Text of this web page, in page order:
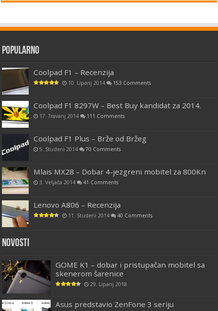
Popularno
Coolpad F1 – Recenzija
10. Lipanj 2014 153 Comments
Coolpad F1 8297W – Best Buy kandidat za 2014.
17. Travanj 2014 111 Comments
Coolpad F1 Plus – Brže od Bržeg
5. Studeni 2014 70 Comments
Mlais MX28 – Dobar 4-jezgreni mobitel za 800Kn
3. Veljača 2014 41 Comments
Lenovo A806 – Recenzija
11. Studeni 2014 40 Comments
Novosti
GOME K1 – dobar i pristupačan mobitel sa
skenerom šarenice
29. Lipanj 2018
Asus predstavio ZenFone 3 seriju